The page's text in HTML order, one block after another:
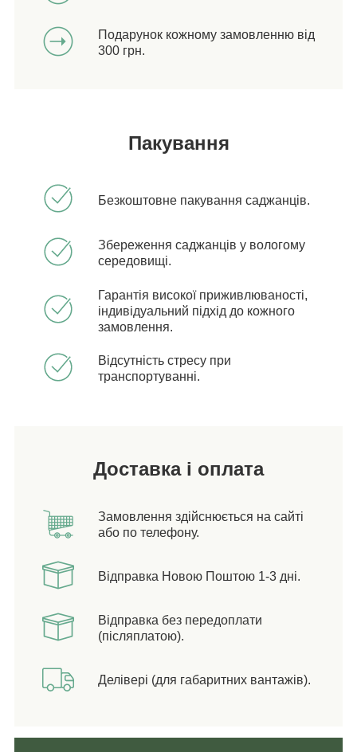
Подарунок кожному замовленню від
300 грн.
Пакування
Безкоштовне пакування саджанців.
Збереження саджанців у вологому
середовищі.
Гарантія високої приживлюваності,
індивідуальний підхід до кожного
замовлення.
Відсутність стресу при
транспортуванні.
Доставка і оплата
Замовлення здійснюється на сайті
або по телефону.
Відправка Новою Поштою 1-3 дні.
Відправка без передоплати
(післяплатою).
Делівері (для габаритних вантажів).